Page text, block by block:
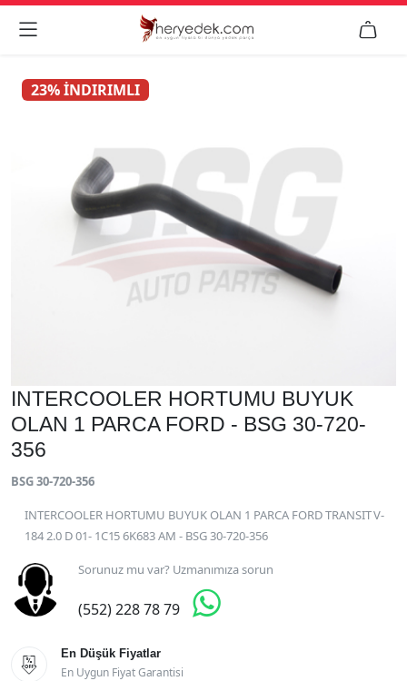
 
23% İNDIRIMLI
INTERCOOLER HORTUMU BUYUK
OLAN 1 PARCA FORD - BSG 30-720-
356
BSG 30-720-356
INTERCOOLER HORTUMU BUYUK OLAN 1 PARCA FORD TRANSIT V-
184 2.0 D 01- 1C15 6K683 AM - BSG 30-720-356
Sorunuz mu var? Uzmanımıza sorun
(552) 228 78 79 

En Düşük Fiyatlar
En Uygun Fiyat Garantisi